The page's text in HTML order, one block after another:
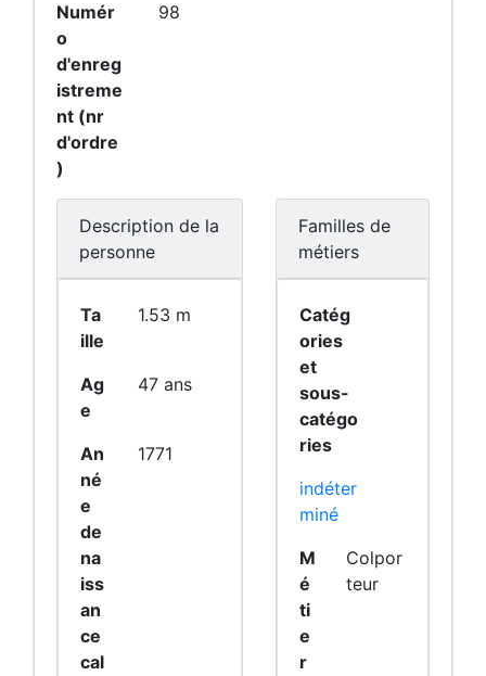
Numér
o
d'enreg
istreme
nt (nr
d'ordre
)
98
Description de la
personne
Ta
ille
1.53 m
Ag
e
47 ans
An
né
e
de
na
iss
an
ce
cal
1771
Familles de
métiers
Catég
ories
et
sous-
catégo
ries
indéter
miné
M
é
ti
e
r
Colpor
teur